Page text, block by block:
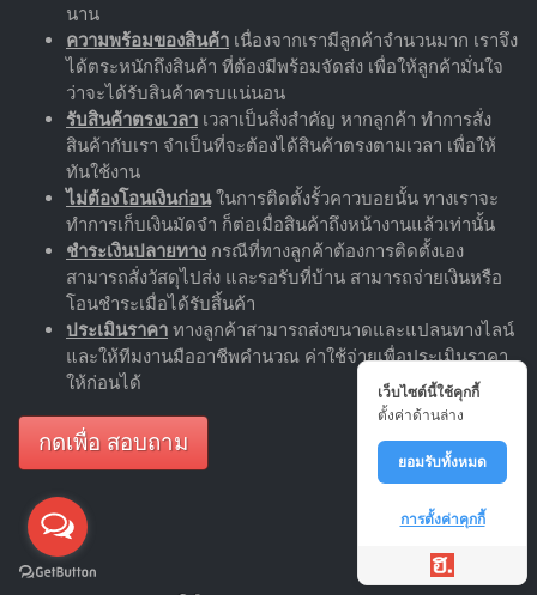
นาน
ความพร้อมของสินค้า เนื่องจากเรามีลูกค้าจำนวนมาก เราจึง
ได้ตระหนักถึงสินค้า ที่ต้องมีพร้อมจัดส่ง เพื่อให้ลูกค้ามั่นใจ
ว่าจะได้รับสินค้าครบแน่นอน
รับสินค้าตรงเวลา เวลาเป็นสิ่งสำคัญ หากลูกค้า ทำการสั่ง
สินค้ากับเรา จำเป็นที่จะต้องได้สินค้าตรงตามเวลา เพื่อให้
ทันใช้งาน
ไม่ต้องโอนเงินก่อนในการติดตั้งรั้วคาวบอยนั้น ทางเราจะ
ทำการเก็บเงินมัดจำ ก็ต่อเมื่อสินค้าถึงหน้างานแล้วเท่านั้น
ชำระเงินปลายทาง กรณีที่ทางลูกค้าต้องการติดตั้งเอง
สามารถสั่งวัสดุไปส่ง และรอรับที่บ้าน สามารถจ่ายเงินหรือ
โอนชำระเมื่อได้รับสิ้นค้า
ประเมินราคา ทางลูกค้าสามารถส่งขนาดและแปลนทางไลน์
และให้ทีมงานมืออาชีพคำนวณ ค่าใช้จ่ายเพื่อประเมินราคา
ให้ก่อนได้
กดเพื่อ สอบถาม
เว็บไซต์นี้ใช้คุกกี้
ตั้งค่าด้านล่าง
ยอมรับทั้งหมด
การตั้งค่าคุกกี้